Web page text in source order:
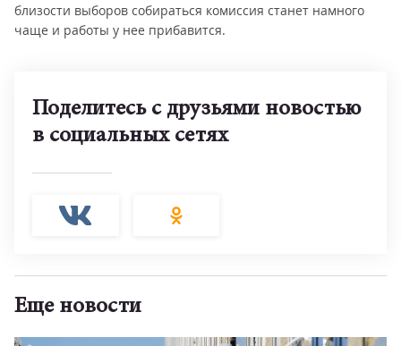
близости выборов собираться комиссия станет намного
чаще и работы у нее прибавится.
Поделитесь с друзьями новостью
в социальных сетях
Еще новости